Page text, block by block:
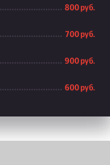
800 руб.
700 руб.
900 руб.
600 руб.